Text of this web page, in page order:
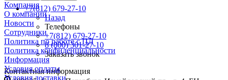
+7(812) 679-27-10
Назад
Телефоны
+7(812) 679-27-10
8 (800) 301-27-10
Заказать звонок
Контактная информация
Компания
О компании
Новости
Сотрудники
Политика по работе с ПД
Политика конфиденциальности
Информация
Условия оплаты
Условия доставки